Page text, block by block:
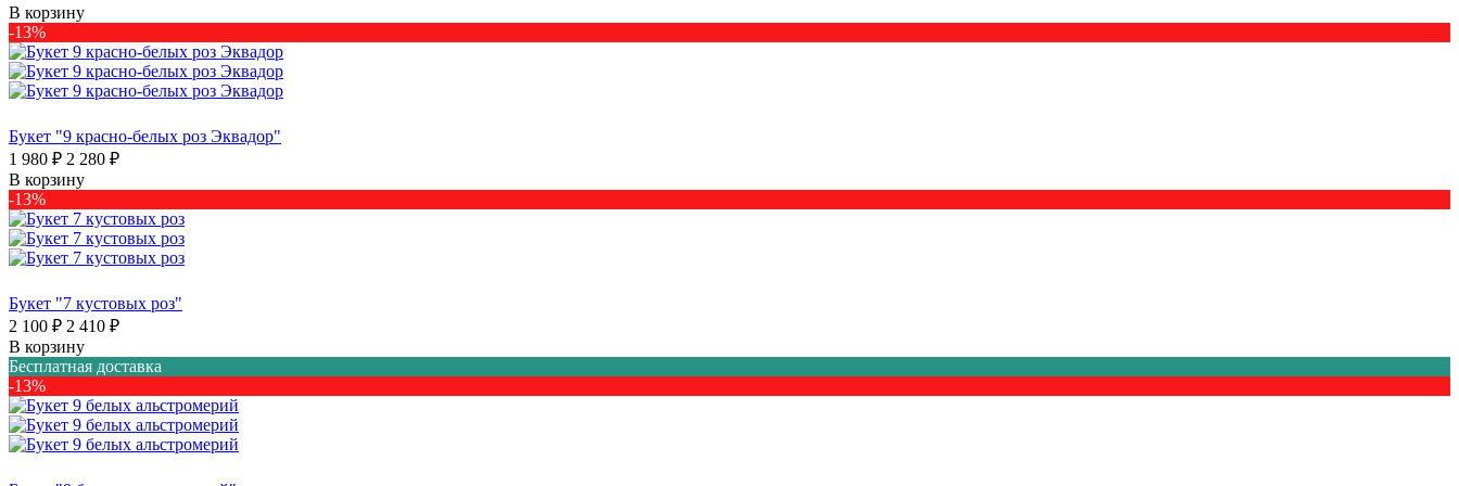
В корзину
-13%
Букет "9 красно-белых роз Эквадор"
1 980 ₽ 2 280 ₽
В корзину
-13%
Букет "7 кустовых роз"
2 100 ₽ 2 410 ₽
В корзину
Бесплатная доставка
-13%